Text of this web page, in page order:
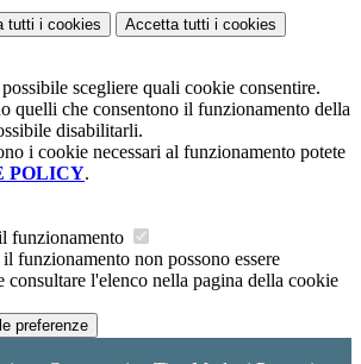
tutti i cookies Accetta tutti i cookies
scegliere quali cookie consentire.
quelli che consentono il funzionamento della
disabilitarli.
i cookie necessari al funzionamento potete
POLICY.
funzionamento
funzionamento non possono essere
consultare l'elenco nella pagina della cookie
preferenze